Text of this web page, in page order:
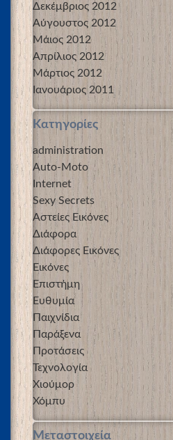
Δεκέμβριος 2012
Αύγουστος 2012
Μάιος 2012
Απρίλιος 2012
Μάρτιος 2012
Ιανουάριος 2011
Kατηγορίες
administration
Auto-Moto
Internet
Sexy Secrets
Αστείες Εικόνες
Διάφορα
Διάφορες Εικόνες
Εικόνες
Επιστήμη
Ευθυμία
Παιχνίδια
Παράξενα
Προτάσεις
Τεχνολογία
Χιούμορ
Χόμπυ
Μεταστοιχεία